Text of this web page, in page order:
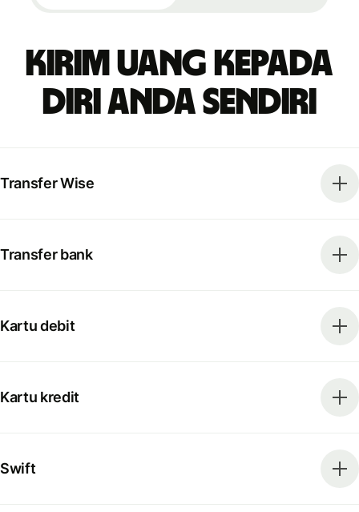
Kirim uang kepada
diri Anda sendiri
Transfer Wise
Transfer bank
Kartu debit
Kartu kredit
Swift